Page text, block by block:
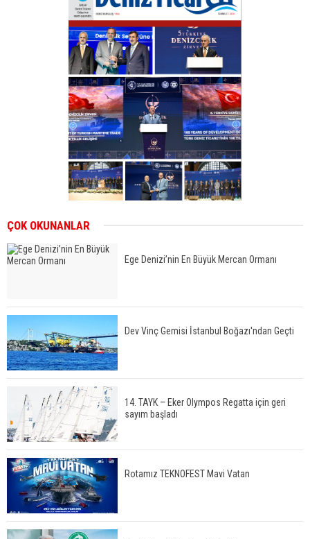
ÇOK OKUNANLAR
Ege Denizi’nin En Büyük Mercan Ormanı
Dev Vinç Gemisi İstanbul Boğazı'ndan Geçti
14. TAYK – Eker Olympos Regatta için geri
sayım başladı
Rotamız TEKNOFEST Mavi Vatan